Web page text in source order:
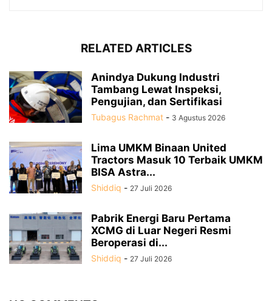
RELATED ARTICLES
Anindya Dukung Industri
Tambang Lewat Inspeksi,
Pengujian, dan Sertifikasi
Tubagus Rachmat - 3 Agustus 2026
Lima UMKM Binaan United
Tractors Masuk 10 Terbaik UMKM
BISA Astra...
Shiddiq - 27 Juli 2026
Pabrik Energi Baru Pertama
XCMG di Luar Negeri Resmi
Beroperasi di...
Shiddiq - 27 Juli 2026